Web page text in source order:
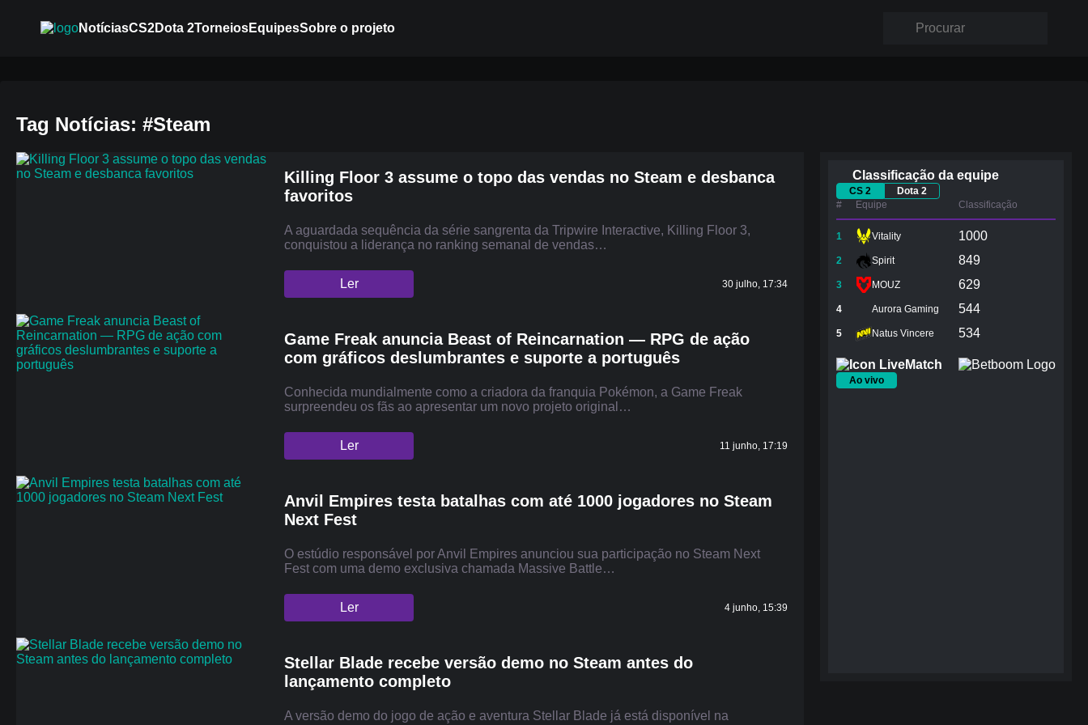
NotíciasCS2Dota 2TorneiosEquipesSobre o projeto
Tag Notícias: #Steam
Killing Floor 3 assume o topo das vendas no Steam e desbanca
favoritos
A aguardada sequência da série sangrenta da Tripwire Interactive, Killing Floor 3,
conquistou a liderança no ranking semanal de vendas…
Ler 30 julho, 17:34
Game Freak anuncia Beast of Reincarnation — RPG de ação
com gráficos deslumbrantes e suporte a português
Conhecida mundialmente como a criadora da franquia Pokémon, a Game Freak
surpreendeu os fãs ao apresentar um novo projeto original…
Ler 11 junho, 17:19
Anvil Empires testa batalhas com até 1000 jogadores no Steam
Next Fest
O estúdio responsável por Anvil Empires anunciou sua participação no Steam Next
Fest com uma demo exclusiva chamada Massive Battle…
Ler 4 junho, 15:39
Stellar Blade recebe versão demo no Steam antes do
lançamento completo
A versão demo do jogo de ação e aventura Stellar Blade já está disponível na
Classificação da equipe
CS 2
Dota 2
#
Equipe Сlassificação
1 Vitality 1000
2 Spirit 849
3 MOUZ 629
4 Aurora Gaming 544
5 Natus Vincere 534
Match
Ao vivo